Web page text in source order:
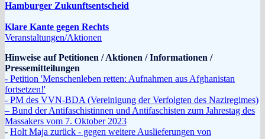
Hamburger Zukunftsentscheid
Klare Kante gegen Rechts
Veranstaltungen/Aktionen
Hinweise auf Petitionen / Aktionen / Informationen /
Pressemitteilungen
- Petition 'Menschenleben retten: Aufnahmen aus Afghanistan
fortsetzen!'
- PM des VVN-BDA (Vereinigung der Verfolgten des Naziregimes)
– Bund der Antifaschistinnen und Antifaschisten zum Jahrestag des
Massakers vom 7. Oktober 2023
- Holt Maja zurück - gegen weitere Auslieferungen von